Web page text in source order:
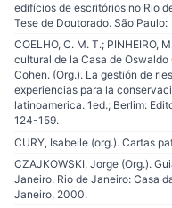
edifícios de escritórios no Rio
Tese de Doutorado. São Paulo:
COELHO, C. M. T.; PINHEIRO,
cultural de la Casa de
Cohen. (Org.). La gestión de
experiencias para la
latinoamerica. 1ed.; Berlim:
124-159.
CURY, Isabelle (org.). Cartas
CZAJKOWSKI, Jorge (Org.).
Janeiro. Rio de Janeiro: Casa
Janeiro, 2000.